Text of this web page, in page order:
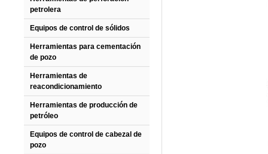
petrolera
Equipos de control de sólidos
Herramientas para cementación
de pozo
Herramientas de
reacondicionamiento
Herramientas de producción de
petróleo
Equipos de control de cabezal de
pozo